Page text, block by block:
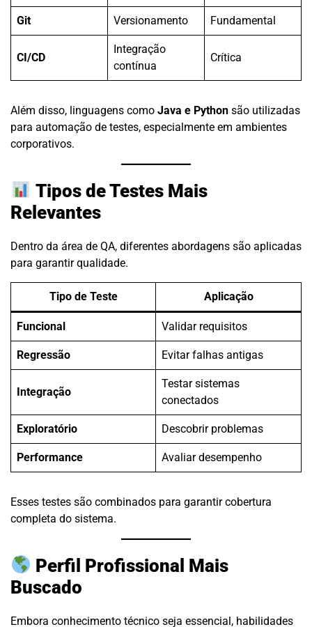
Git Versionamento Fundamental
CI/CD
Integração
contínua
Crítica
Além disso, linguagens como Java e Python são utilizadas
para automação de testes, especialmente em ambientes
corporativos.
Tipos de Testes Mais
Relevantes
Dentro da área de QA, diferentes abordagens são aplicadas
para garantir qualidade.
Tipo de Teste Aplicação
Funcional Validar requisitos
Regressão Evitar falhas antigas
Integração
Testar sistemas
conectados
Exploratório Descobrir problemas
Performance Avaliar desempenho
Esses testes são combinados para garantir cobertura
completa do sistema.
Perfil Profissional Mais
Buscado
Embora conhecimento técnico seja essencial, habilidades